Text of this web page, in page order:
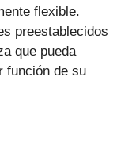
flexible.
preestablecidos
que pueda
función de su